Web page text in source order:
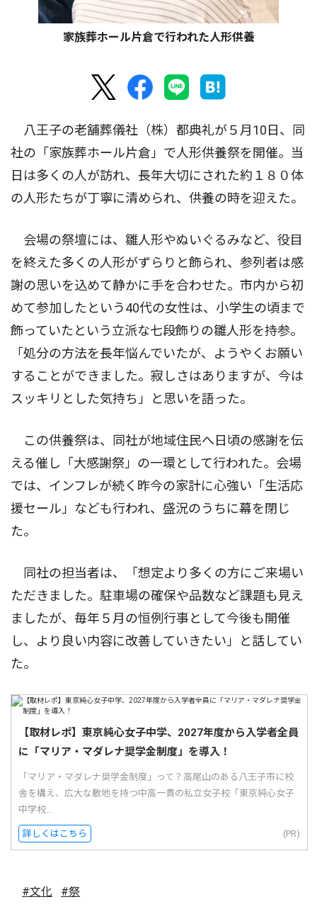
家族葬ホール片倉で行われた人形供養
八王子の老舗葬儀社（株）都典礼が５月10日、同
社の「家族葬ホール片倉」で人形供養祭を開催。当
日は多くの人が訪れ、長年大切にされた約１８０体
の人形たちが丁寧に清められ、供養の時を迎えた。
会場の祭壇には、雛人形やぬいぐるみなど、役目
を終えた多くの人形がずらりと飾られ、参列者は感
謝の思いを込めて静かに手を合わせた。市内から初
めて参加したという40代の女性は、小学生の頃まで
飾っていたという立派な七段飾りの雛人形を持参。
「処分の方法を長年悩んでいたが、ようやくお願い
することができました。寂しさはありますが、今は
スッキリとした気持ち」と思いを語った。
この供養祭は、同社が地域住民へ日頃の感謝を伝
える催し「大感謝祭」の一環として行われた。会場
では、インフレが続く昨今の家計に心強い「生活応
援セール」なども行われ、盛況のうちに幕を閉じ
た。
同社の担当者は、「想定より多くの方にご来場い
ただきました。駐車場の確保や品数など課題も見え
ましたが、毎年５月の恒例行事として今後も開催
し、より良い内容に改善していきたい」と話してい
た。
【取材レポ】東京純心女子中学、2027年度から入学者全員
に「マリア・マダレナ奨学金制度」を導入！
「マリア・マダレナ奨学金制度」って？高尾山のある八王子市に校
舎を構え、広大な敷地を持つ中高一貫の私立女子校「東京純心女子
中学校...
詳しくはこちら (PR)
#文化 #祭